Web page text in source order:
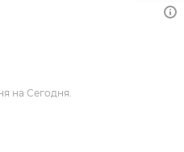
на Сегодня.